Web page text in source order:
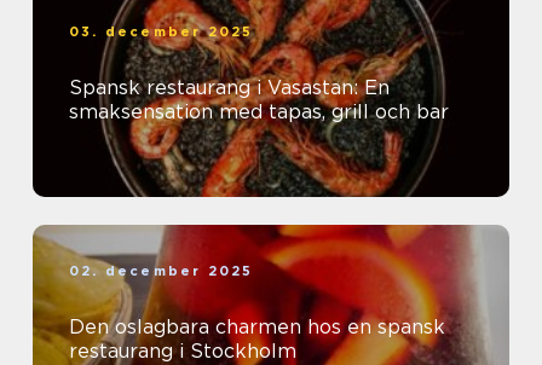
03. december 2025
Spansk restaurang i Vasastan: En
smaksensation med tapas, grill och bar
02. december 2025
Den oslagbara charmen hos en spansk
restaurang i Stockholm